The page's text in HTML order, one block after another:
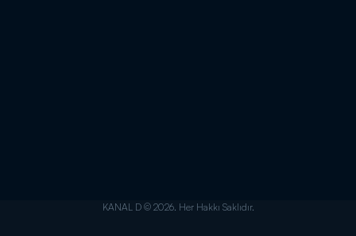
KANAL D © 2026. Her Hakkı Saklıdır.